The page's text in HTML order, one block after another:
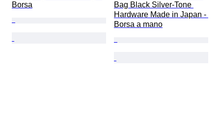
Borsa
Bag Black Silver-Tone
Hardware Made in Japan -
Borsa a mano